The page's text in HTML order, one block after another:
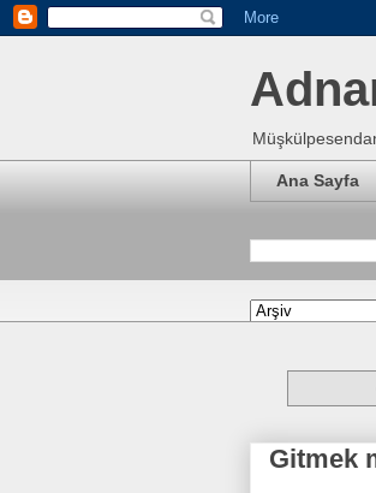
Ana Sayfa
Gitmek